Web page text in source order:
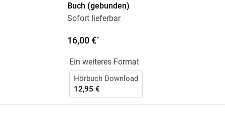
Buch (gebunden)
Sofort lieferbar
16,00 €*
Ein weiteres Format
Hörbuch Download
12,95 €